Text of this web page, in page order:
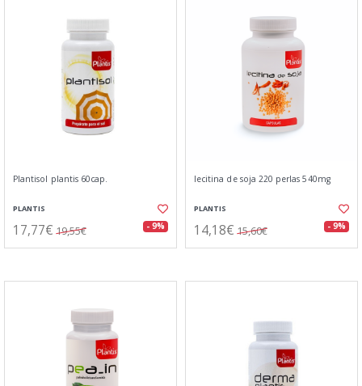
Plantisol plantis 60cap.
PLANTIS
17,77€ 19,55€ - 9%
lecitina de soja 220 perlas 540mg
PLANTIS
14,18€ 15,60€ - 9%